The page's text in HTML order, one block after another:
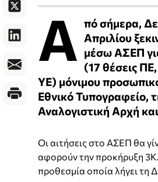
Α πό σήμερα,
Απριλίου
μέσω ΑΣΕΠ
(17 θέσεις
ΥΕ) μόνιμου
Εθνικό Τυπογραφείο,
Αναλογιστική Αρχή
Οι αιτήσεις στο ΑΣΕΠ θα
αφορούν την προκήρυξη
προθεσμία οποία λήγει τη